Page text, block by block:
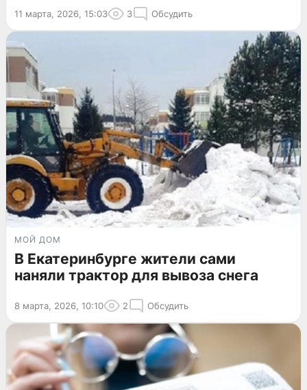
11 марта, 2026, 15:03 3 Обсудить
МОЙ ДОМ
В Екатеринбурге жители сами
наняли трактор для вывоза снега
8 марта, 2026, 10:10 2 Обсудить